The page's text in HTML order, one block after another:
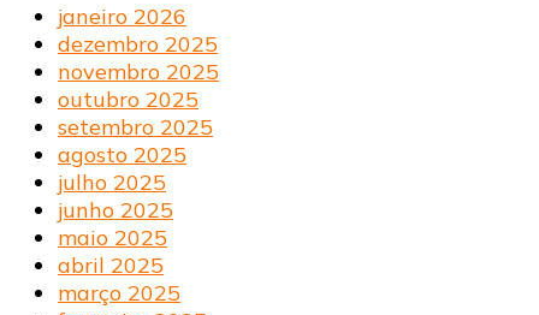
janeiro 2026
dezembro 2025
novembro 2025
outubro 2025
setembro 2025
agosto 2025
julho 2025
junho 2025
maio 2025
abril 2025
março 2025